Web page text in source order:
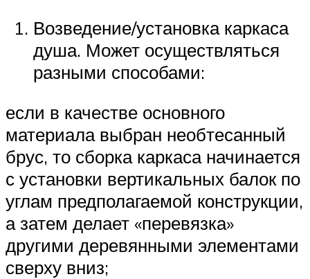
Возведение/установка каркаса
душа. Может осуществляться
разными способами:
если в качестве основного
материала выбран необтесанный
брус, то сборка каркаса начинается
с установки вертикальных балок по
углам предполагаемой конструкции,
а затем делает «перевязка»
другими деревянными элементами
сверху вниз;